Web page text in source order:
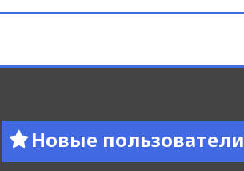
Новые пользователи